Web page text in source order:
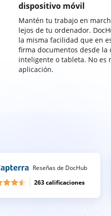
dispositivo móvil
Mantén tu trabajo en
lejos de tu ordenador.
la misma facilidad que en
firma documentos desde
inteligente o tableta. No es
aplicación.
Reseñas de DocHub
263 calificaciones